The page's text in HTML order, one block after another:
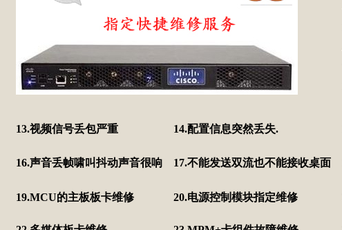
13.视频信号丢包严重 14.配置信息突然丢失.
16.声音丢帧啸叫抖动声音很响 17.不能发送双流也不能接收桌面
19.MCU的主板板卡维修 20.电源控制模块指定维修